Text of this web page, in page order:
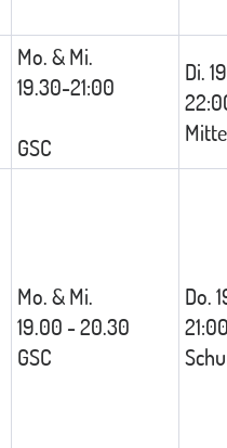
Mo. & Mi.
19.30-21:00
GSC
Di.
Mo. & Mi.
19.00 - 20.30
GSC
Do.